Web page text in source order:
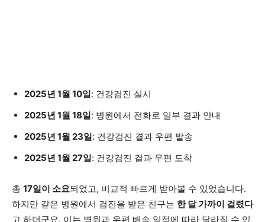
2025년 1월 10일: 건강검진 실시
2025년 1월 18일: 병원에서 전화로 일부 결과 안내
2025년 1월 23일: 건강검진 결과 우편 발송
2025년 1월 27일: 건강검진 결과 우편 도착
총 17일이 소요되었고, 비교적 빠르게 받아볼 수 있었습니다.
하지만 같은 병원에서 검진을 받은 친구는 한 달 가까이 걸렸다
고 하더군요. 이는 병원과 우편 배송 일정에 따라 달라질 수 있